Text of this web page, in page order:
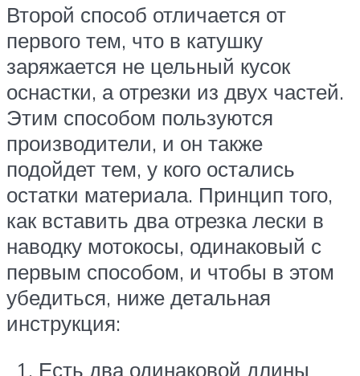
Второй способ отличается от
первого тем, что в катушку
заряжается не цельный кусок
оснастки, а отрезки из двух частей.
Этим способом пользуются
производители, и он также
подойдет тем, у кого остались
остатки материала. Принцип того,
как вставить два отрезка лески в
наводку мотокосы, одинаковый с
первым способом, и чтобы в этом
убедиться, ниже детальная
инструкция:
Есть два одинаковой длины